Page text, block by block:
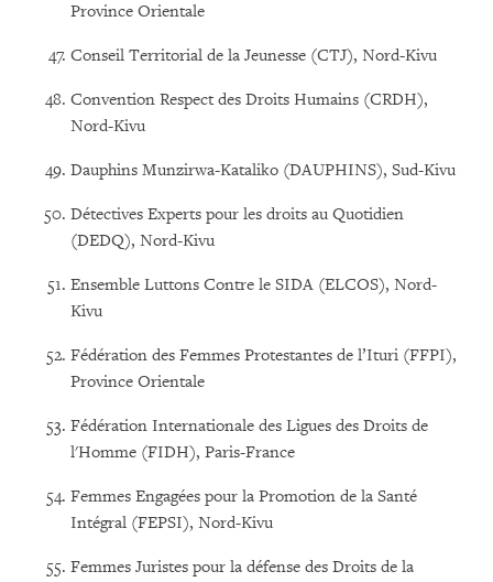
Province Orientale
Conseil Territorial de la Jeunesse (CTJ), Nord-Kivu
Convention Respect des Droits Humains (CRDH),
Nord-Kivu
Dauphins Munzirwa-Kataliko (DAUPHINS), Sud-Kivu
Détectives Experts pour les droits au Quotidien
(DEDQ), Nord-Kivu
Ensemble Luttons Contre le SIDA (ELCOS), Nord-
Kivu
Fédération des Femmes Protestantes de l’Ituri (FFPI),
Province Orientale
Fédération Internationale des Ligues des Droits de
l'Homme (FIDH), Paris-France
Femmes Engagées pour la Promotion de la Santé
Intégral (FEPSI), Nord-Kivu
Femmes Juristes pour la défense des Droits de la